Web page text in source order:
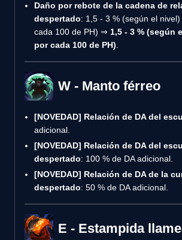
Daño por rebote de la cadena de
despertado: 1,5 - 3 % (según el
cada 100 de PH) ⇒ 1,5 - 3 % (según
por cada 100 de PH)
W - Manto férreo
[NOVEDAD] Relación de DA del
adicional.
[NOVEDAD] Relación de DA del
despertado: 100 % de DA adicional.
[NOVEDAD] Relación de DA de la
despertado: 50 % de DA adicional.
E - Estampida